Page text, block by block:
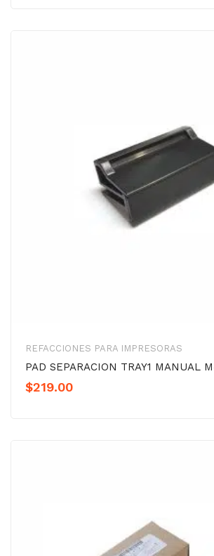
REFACCIONES PARA IMPRESORAS
PAD SEPARACION TRAY1 MANUAL
$219.00